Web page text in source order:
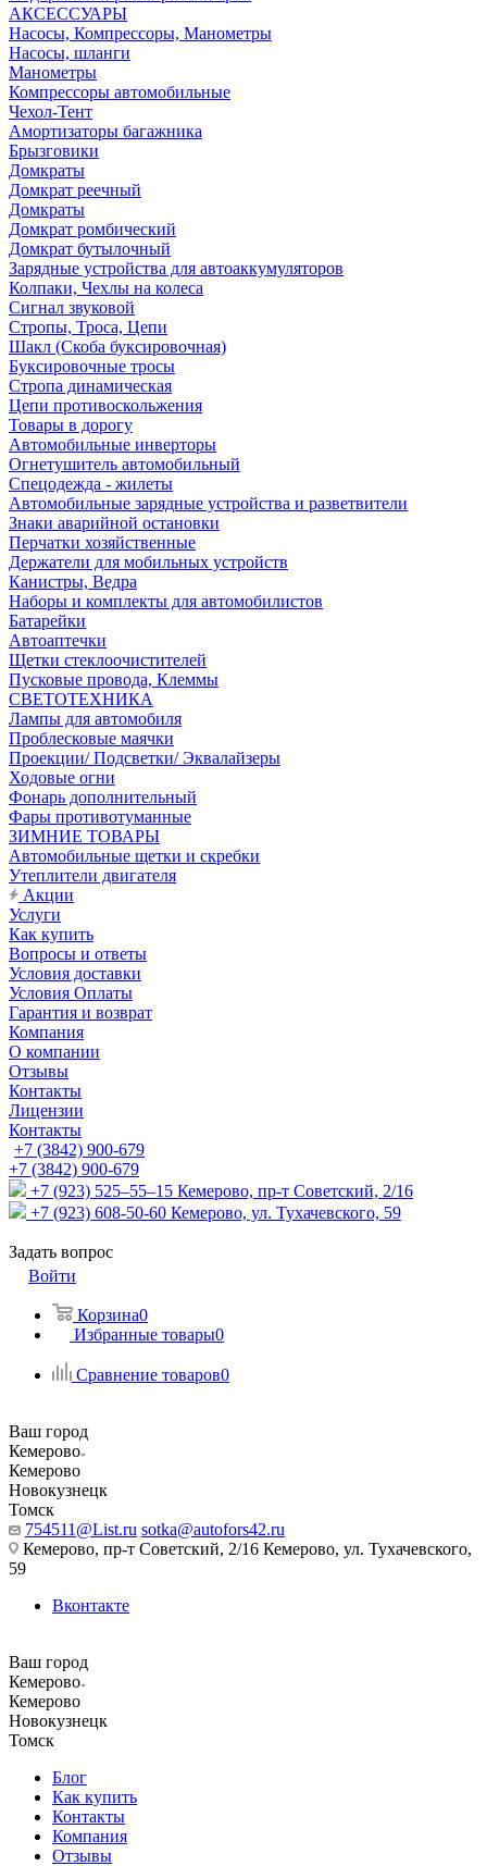
АКСЕССУАРЫ
Насосы, Компрессоры, Манометры
Насосы, шланги
Манометры
Компрессоры автомобильные
Чехол-Тент
Амортизаторы багажника
Брызговики
Домкраты
Домкрат реечный
Домкраты
Домкрат ромбический
Домкрат бутылочный
Зарядные устройства для автоаккумуляторов
Колпаки, Чехлы на колеса
Сигнал звуковой
Стропы, Троса, Цепи
Шакл (Скоба буксировочная)
Буксировочные тросы
Стропа динамическая
Цепи противоскольжения
Товары в дорогу
Автомобильные инверторы
Огнетушитель автомобильный
Спецодежда - жилеты
Автомобильные зарядные устройства и разветвители
Знаки аварийной остановки
Перчатки хозяйственные
Держатели для мобильных устройств
Канистры, Ведра
Наборы и комплекты для автомобилистов
Батарейки
Автоаптечки
Щетки стеклоочистителей
Пусковые провода, Клеммы
СВЕТОТЕХНИКА
Лампы для автомобиля
Проблесковые маячки
Проекции/ Подсветки/ Эквалайзеры
Ходовые огни
Фонарь дополнительный
Фары противотуманные
ЗИМНИЕ ТОВАРЫ
Автомобильные щетки и скребки
Утеплители двигателя
Акции
Услуги
Как купить
Вопросы и ответы
Условия доставки
Условия Оплаты
Гарантия и возврат
Компания
О компании
Отзывы
Контакты
Лицензии
Контакты
+7 (3842) 900-679
+7 (3842) 900-679
+7 (923) 525–55–15 Кемерово, пр-т Советский, 2/16
+7 (923) 608-50-60 Кемерово, ул. Тухачевского, 59
Задать вопрос
Войти
Корзина0
Избранные товары0
Сравнение товаров0
Ваш город
Кемерово
Кемерово
Новокузнецк
Томск
754511@List.ru sotka@autofors42.ru
Кемерово, пр-т Советский, 2/16 Кемерово, ул. Тухачевского,
59
Вконтакте
Ваш город
Кемерово
Кемерово
Новокузнецк
Томск
Блог
Как купить
Контакты
Компания
Отзывы